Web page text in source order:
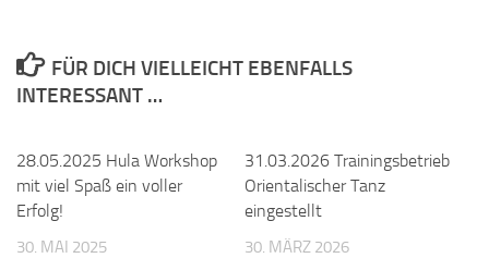
FÜR DICH VIELLEICHT EBENFALLS
INTERESSANT …
28.05.2025 Hula Workshop
mit viel Spaß ein voller
Erfolg!
30. MAI 2025
31.03.2026 Trainingsbetrieb
Orientalischer Tanz
eingestellt
30. MÄRZ 2026